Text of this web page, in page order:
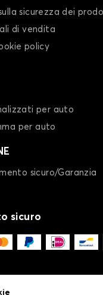
per baule per ALFA
sicurezza dei
di vendita
policy
per auto
per auto
sicuro/Garanzia
sicuro